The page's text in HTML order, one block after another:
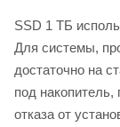
SSD 1 ТБ
Для системы,
достаточно на
под
отказа от